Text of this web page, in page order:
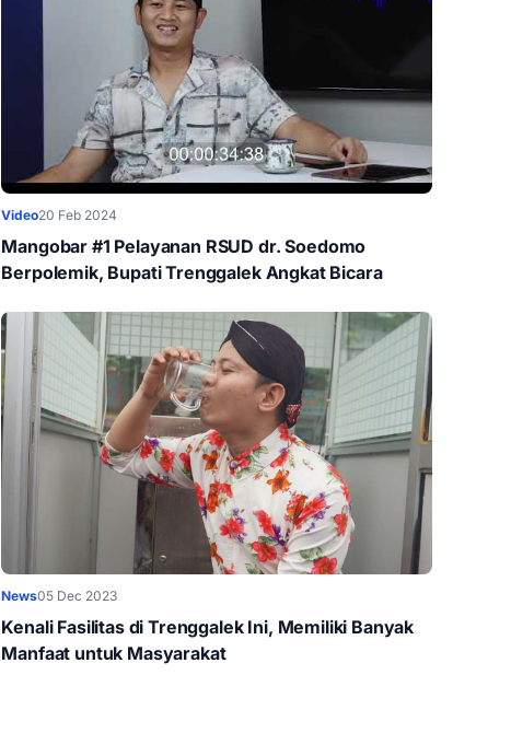
Video20 Feb 2024
Mangobar #1 Pelayanan RSUD dr. Soedomo
Berpolemik, Bupati Trenggalek Angkat Bicara
News05 Dec 2023
Kenali Fasilitas di Trenggalek Ini, Memiliki Banyak
Manfaat untuk Masyarakat